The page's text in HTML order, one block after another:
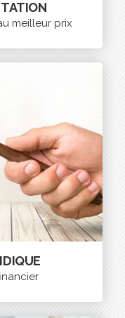
meilleur prix